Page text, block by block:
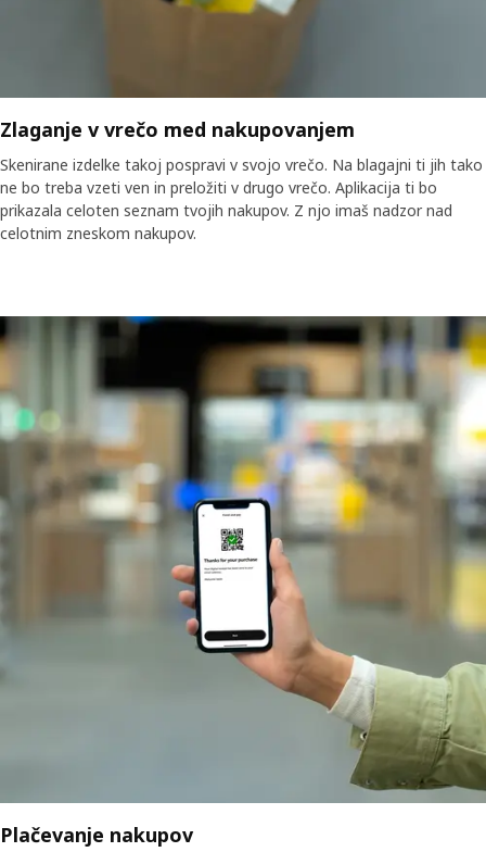
Zlaganje v vrečo med nakupovanjem
Skenirane izdelke takoj pospravi v svojo vrečo. Na blagajni ti jih tako
ne bo treba vzeti ven in preložiti v drugo vrečo. Aplikacija ti bo
prikazala celoten seznam tvojih nakupov. Z njo imaš nadzor nad
celotnim zneskom nakupov.
Plačevanje nakupov